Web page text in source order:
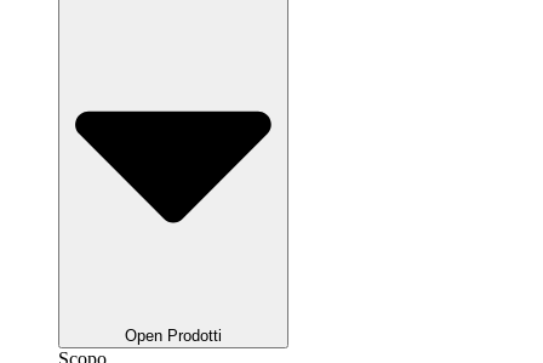
Open Prodotti
Scopo